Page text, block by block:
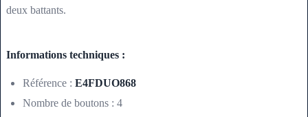
deux battants.
Informations techniques :
Référence : E4FDUO868
Nombre de boutons : 4